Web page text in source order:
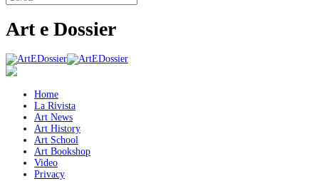
Art e Dossier
Home
La Rivista
Art News
Art History
Art School
Art Bookshop
Video
Privacy